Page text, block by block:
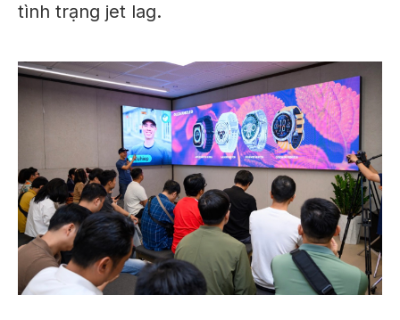
tình trạng jet lag.